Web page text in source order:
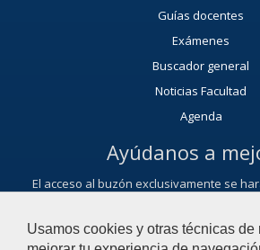
Usamos cookies y otras técnicas de
Guías docentes
Exámenes
Buscador general
Noticias Facultad
Agenda
Ayúdanos a
El acceso al buzón exclusivamente se